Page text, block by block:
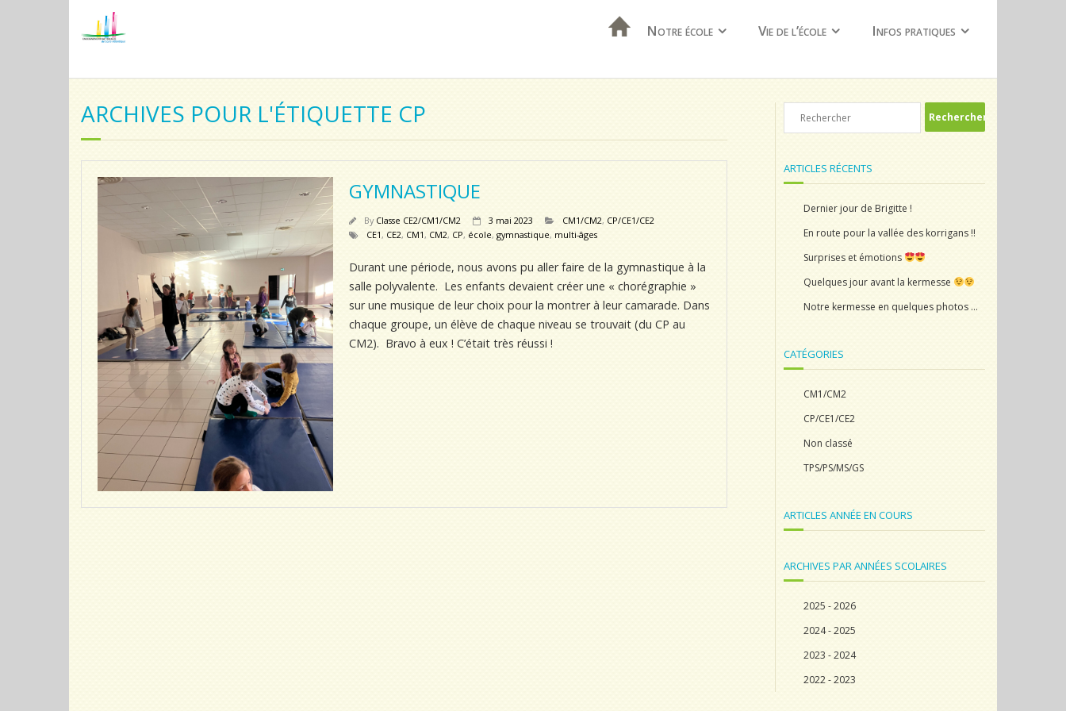
Notre école Vie de l’école Infos pratiques
ARCHIVES POUR L'ÉTIQUETTE CP
GYMNASTIQUE
By Classe CE2/CM1/CM2 3 mai 2023 CM1/CM2, CP/CE1/CE2
CE1, CE2, CM1, CM2, CP, école,gymnastique, multi-âges
Durant une période, nous avons pu aller faire de la gymnastique à la
salle polyvalente. Les enfants devaient créer une « chorégraphie »
sur une musique de leur choix pour la montrer à leur camarade. Dans
chaque groupe, un élève de chaque niveau se trouvait (du CP au
CM2). Bravo à eux ! C’était très réussi !
ARTICLES RÉCENTS
Dernier jour de Brigitte !
En route pour la vallée des korrigans !!
Surprises et émotions
Quelques jour avant la kermesse
Notre kermesse en quelques photos …
CATÉGORIES
CM1/CM2
CP/CE1/CE2
Non classé
TPS/PS/MS/GS
ARTICLES ANNÉE EN COURS
ARCHIVES PAR ANNÉES SCOLAIRES
2025 - 2026
2024 - 2025
2023 - 2024
2022 - 2023